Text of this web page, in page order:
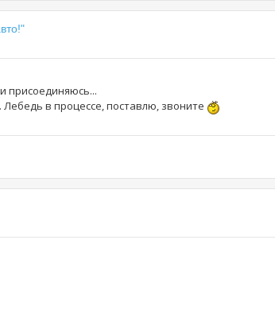
присоединяюсь...
Лебедь в процессе, поставлю, звоните